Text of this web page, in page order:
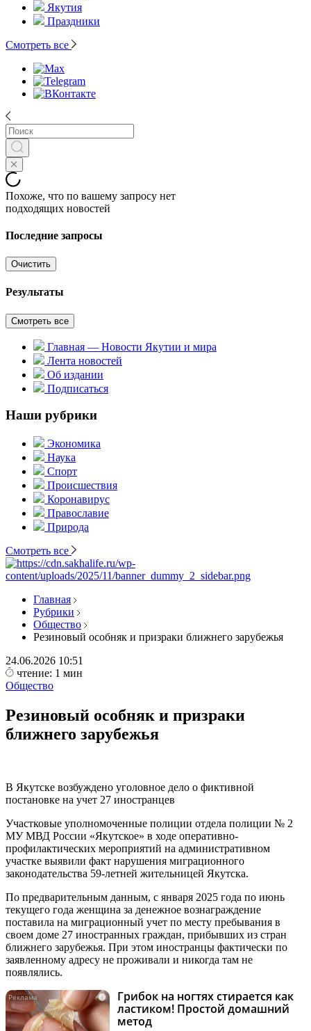
Якутия
Праздники
Смотреть все
Похоже, что по вашему запросу нет
подходящих новостей
Последние запросы
Очистить
Результаты
Смотреть все
Главная — Новости Якутии и мира
Лента новостей
Об издании
Подписаться
Наши рубрики
Экономика
Наука
Спорт
Происшествия
Коронавирус
Православие
Природа
Смотреть все
Главная
Рубрики
Общество
Резиновый особняк и призраки ближнего зарубежья
24.06.2026 10:51
чтение: 1 мин
Общество
Резиновый особняк и призраки
ближнего зарубежья
В Якутске возбуждено уголовное дело о фиктивной
постановке на учет 27 иностранцев
Участковые уполномоченные полиции отдела полиции № 2
МУ МВД России «Якутское» в ходе оперативно-
профилактических мероприятий на административном
участке выявили факт нарушения миграционного
законодательства 59-летней жительницей Якутска.
По предварительным данным, с января 2025 года по июнь
текущего года женщина за денежное вознаграждение
поставила на миграционный учет по месту пребывания в
своем доме 27 иностранных граждан, прибывших из стран
ближнего зарубежья. При этом иностранцы фактически по
заявленному адресу не проживали и никогда там не
появлялись.
i
Грибок на ногтях стирается как
ластиком! Простой домашний
метод